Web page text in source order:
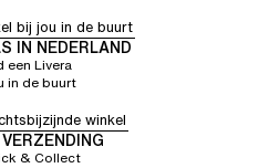
bij jou in de buurt
IN NEDERLAND
een Livera
in de buurt
winkel
& Collect